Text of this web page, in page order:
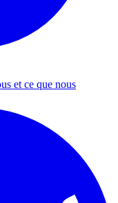
et ce que nous